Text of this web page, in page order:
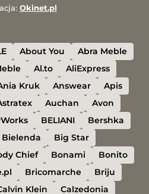
Okinet.pl
About You
Abra Meble
Al.to
AliExpress
Kruk Answear
Apis
Auchan
Avon
BELIANI
Bershka
Bielenda
Big Star
Chief Bonami
Bonito
Bricomarche
Briju
Klein Calzedonia